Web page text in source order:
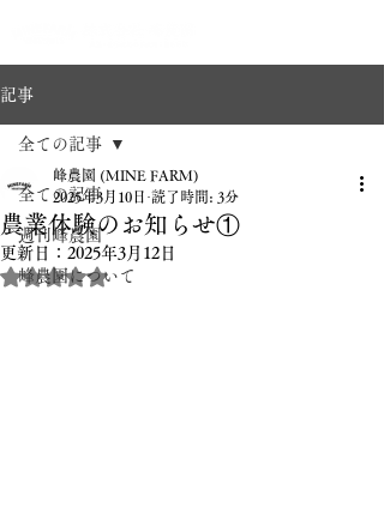
記事
全ての記事
週刊峰農園
峰農園について
全ての記事
農業体験のお知らせ①
峰農園 (MINE FARM)
2025年3月10日 読了時間: 3分
更新日： 2025年3月12日
5つ星のうちNaNと評価されています。